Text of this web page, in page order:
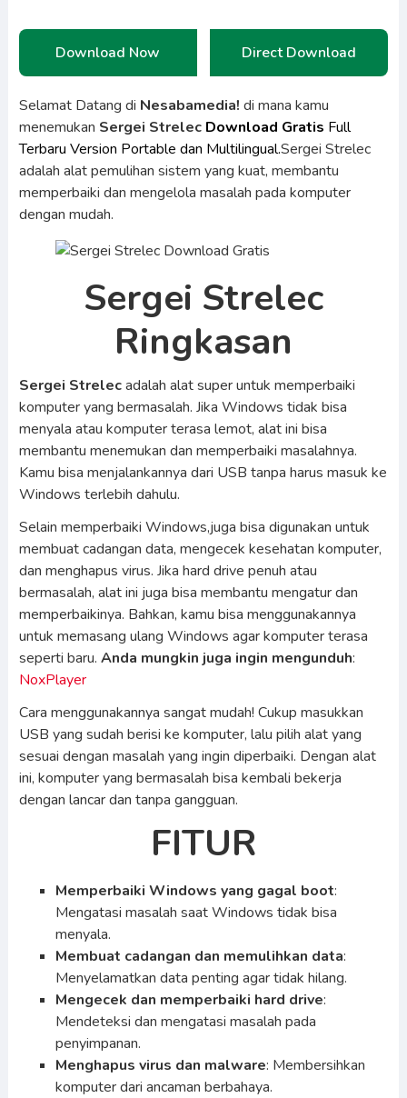
Download Now Direct Download
Selamat Datang di Nesabamedia! di mana kamu
menemukan Sergei Strelec Download Gratis Full
Terbaru Version Portable dan Multilingual.Sergei Strelec
adalah alat pemulihan sistem yang kuat, membantu
memperbaiki dan mengelola masalah pada komputer
dengan mudah.
Sergei Strelec
Ringkasan
Sergei Strelecadalah alat super untuk memperbaiki
komputer yang bermasalah. Jika Windows tidak bisa
menyala atau komputer terasa lemot, alat ini bisa
membantu menemukan dan memperbaiki masalahnya.
Kamu bisa menjalankannya dari USB tanpa harus masuk ke
Windows terlebih dahulu.
Selain memperbaiki Windows,juga bisa digunakan untuk
membuat cadangan data, mengecek kesehatan komputer,
dan menghapus virus. Jika hard drive penuh atau
bermasalah, alat ini juga bisa membantu mengatur dan
memperbaikinya. Bahkan, kamu bisa menggunakannya
untuk memasang ulang Windows agar komputer terasa
seperti baru. Anda mungkin juga ingin mengunduh:
NoxPlayer
Cara menggunakannya sangat mudah! Cukup masukkan
USB yang sudah berisi ke komputer, lalu pilih alat yang
sesuai dengan masalah yang ingin diperbaiki. Dengan alat
ini, komputer yang bermasalah bisa kembali bekerja
dengan lancar dan tanpa gangguan.
FITUR
Memperbaiki Windows yang gagal boot:
Mengatasi masalah saat Windows tidak bisa
menyala.
Membuat cadangan dan memulihkan data:
Menyelamatkan data penting agar tidak hilang.
Mengecek dan memperbaiki hard drive:
Mendeteksi dan mengatasi masalah pada
penyimpanan.
Menghapus virus dan malware: Membersihkan
komputer dari ancaman berbahaya.